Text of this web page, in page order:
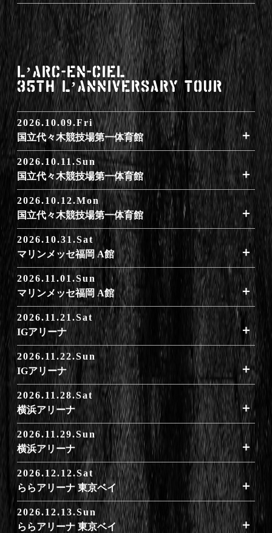
LʼArc-en-Ciel
35th LʼAnniversary TOUR
2026.10.09.Fri
​​国立代々木競技場第一体育館
2026.10.11.Sun
​​国立代々木競技場第一体育館
2026.10.12.Mon
​​国立代々木競技場第一体育館
2026.10.31.Sat
​​マリンメッセ福岡 A館
2026.11.01.Sun
​​マリンメッセ福岡 A館
2026.11.21.Sat
​​IGアリーナ
2026.11.22.Sun
​​IGアリーナ
2026.11.28.Sat
​​横浜アリーナ
2026.11.29.Sun
​​横浜アリーナ
2026.12.12.Sat
ららアリーナ 東京ベイ
2026.12.13.Sun
ららアリーナ 東京ベイ